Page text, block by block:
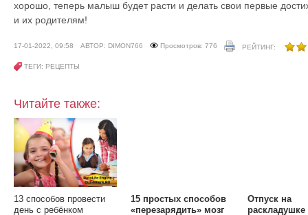
хорошо, теперь малыш будет расти и делать свои первые
и их родителям!
17-01-2022, 09:58 АВТОР: DIMON766 Просмотров: 776 РЕЙТИНГ:
ТЕГИ: РЕЦЕПТЫ
Читайте также:
13 способов провести
день с ребёнком
15 простых способов
«перезарядить» мозг
Отпуск на